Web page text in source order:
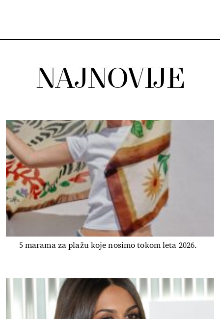
NAJNOVIJE
5 marama za plažu koje nosimo tokom leta 2026.